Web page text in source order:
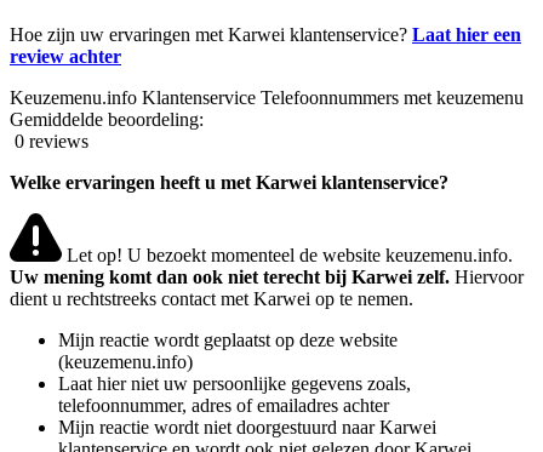
Hoe zijn uw ervaringen met Karwei klantenservice? Laat hier een
review achter
Keuzemenu.info Klantenservice Telefoonnummers met keuzemenu
Gemiddelde beoordeling:
0 reviews
Welke ervaringen heeft u met Karwei klantenservice?
Let op! U bezoekt momenteel de website keuzemenu.info.
Uw mening komt dan ook niet terecht bij Karwei zelf. Hiervoor
dient u rechtstreeks contact met Karwei op te nemen.
Mijn reactie wordt geplaatst op deze website
(keuzemenu.info)
Laat hier niet uw persoonlijke gegevens zoals,
telefoonnummer, adres of emailadres achter
Mijn reactie wordt niet doorgestuurd naar Karwei